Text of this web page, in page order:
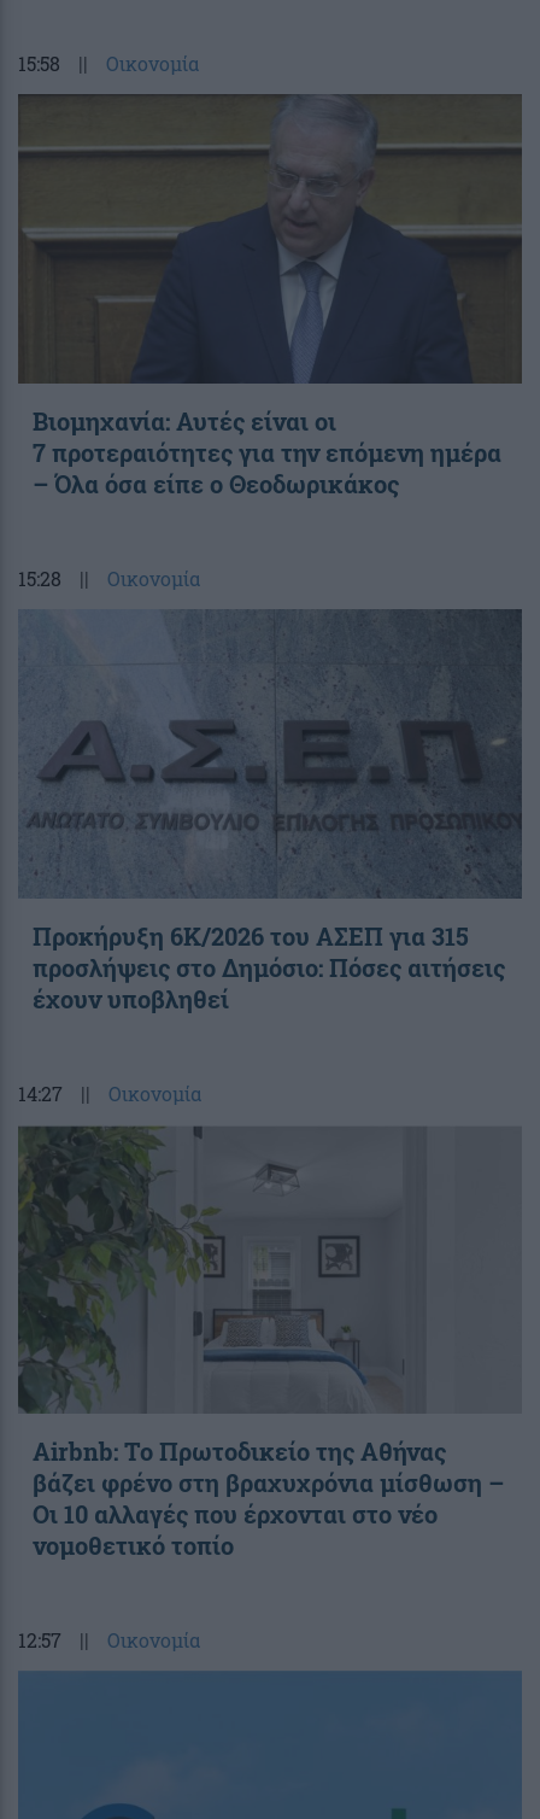
15:58 || Οικονομία
Βιομηχανία: Αυτές είναι οι
7 προτεραιότητες για την επόμενη ημέρα
– Όλα όσα είπε ο Θεοδωρικάκος
15:28 || Οικονομία
Προκήρυξη 6Κ/2026 του ΑΣΕΠ για 315
προσλήψεις στο Δημόσιο: Πόσες αιτήσεις
έχουν υποβληθεί
14:27 || Οικονομία
Airbnb: Το Πρωτοδικείο της Αθήνας
βάζει φρένο στη βραχυχρόνια μίσθωση –
Οι 10 αλλαγές που έρχονται στο νέο
νομοθετικό τοπίο
12:57 || Οικονομία